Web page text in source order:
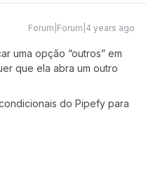
Forum|Forum|4 years ago
uma opção “outros” em
que ela abra um outro
do Pipefy para